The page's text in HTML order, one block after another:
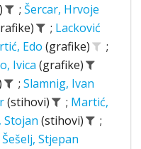
; Šercar, Hrvoje
; Lacković
Edo (grafike)
;
Ivica (grafike)
; Slamnig, Ivan
(stihovi) ; Martić,
Stojan (stihovi)
;
Šešelj, Stjepan